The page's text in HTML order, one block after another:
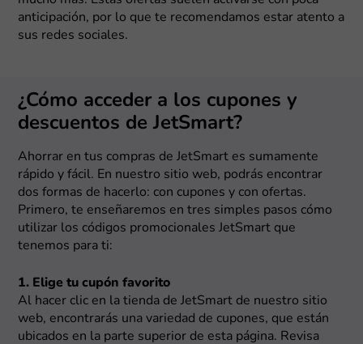
anticipación, por lo que te recomendamos estar atento a
sus redes sociales.
¿Cómo acceder a los cupones y
descuentos de JetSmart?
Ahorrar en tus compras de JetSmart es sumamente
rápido y fácil. En nuestro sitio web, podrás encontrar
dos formas de hacerlo: con cupones y con ofertas.
Primero, te enseñaremos en tres simples pasos cómo
utilizar los códigos promocionales JetSmart que
tenemos para ti:
1. Elige tu cupón favorito
Al hacer clic en la tienda de JetSmart de nuestro sitio
web, encontrarás una variedad de cupones, que están
ubicados en la parte superior de esta página. Revisa